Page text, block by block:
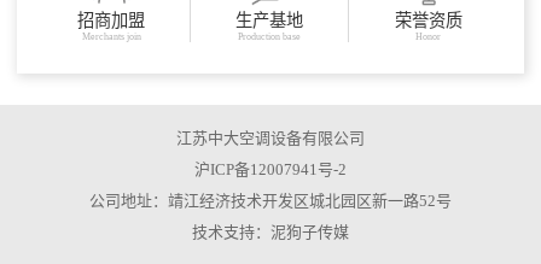
招商加盟
Merchants join
生产基地
Production base
荣誉资质
Honor
江苏中大空调设备有限公司
沪ICP备12007941号-2
公司地址：靖江经济技术开发区城北园区新一路52号
技术支持： 泥狗子传媒